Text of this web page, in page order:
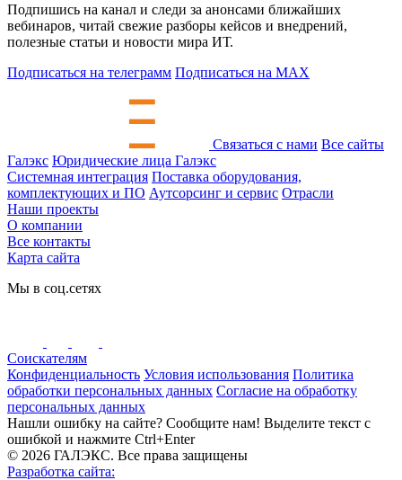
Подпишись на канал и следи за анонсами ближайших
вебинаров, читай свежие разборы кейсов и внедрений,
полезные статьи и новости мира ИТ.
Подписаться на телеграмм Подписаться на MAX
Связаться с нами Все сайты
Галэкс Юридические лица Галэкс
Системная интеграция Поставка оборудования,
комплектующих и ПО Аутсорсинг и сервис Отрасли
Наши проекты
О компании
Все контакты
Карта сайта
Мы в соц.сетях
Соискателям
Конфиденциальность Условия использования Политика
обработки персональных данных Согласие на обработку
персональных данных
Нашли ошибку на сайте? Сообщите нам! Выделите текст с
ошибкой и нажмите Ctrl+Enter
© 2026 ГАЛЭКС. Все права защищены
Разработка сайта: